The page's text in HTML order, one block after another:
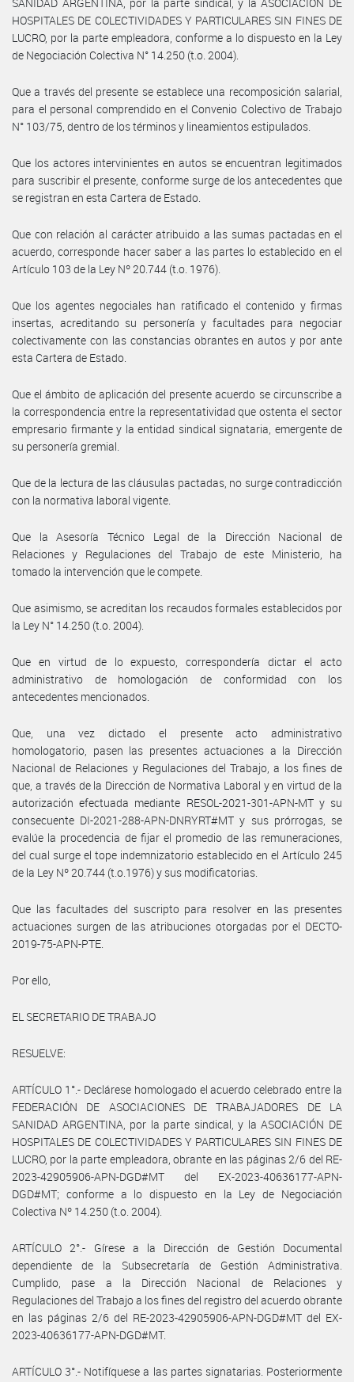
HOSPITALES DE COLECTIVIDADES Y PARTICULARES SIN FINES DE
LUCRO, por la parte empleadora, conforme a lo dispuesto en la Ley
de Negociación Colectiva N° 14.250 (t.o. 2004).
Que a través del presente se establece una recomposición salarial,
para el personal comprendido en el Convenio Colectivo de Trabajo
N° 103/75, dentro de los términos y lineamientos estipulados.
Que los actores intervinientes en autos se encuentran legitimados
para suscribir el presente, conforme surge de los antecedentes que
se registran en esta Cartera de Estado.
Que con relación al carácter atribuido a las sumas pactadas en el
acuerdo, corresponde hacer saber a las partes lo establecido en el
Artículo 103 de la Ley Nº 20.744 (t.o. 1976).
Que los agentes negociales han ratificado el contenido y firmas
insertas, acreditando su personería y facultades para negociar
colectivamente con las constancias obrantes en autos y por ante
esta Cartera de Estado.
Que el ámbito de aplicación del presente acuerdo se circunscribe a
la correspondencia entre la representatividad que ostenta el sector
empresario firmante y la entidad sindical signataria, emergente de
su personería gremial.
Que de la lectura de las cláusulas pactadas, no surge contradicción
con la normativa laboral vigente.
Que la Asesoría Técnico Legal de la Dirección Nacional de
Relaciones y Regulaciones del Trabajo de este Ministerio, ha
tomado la intervención que le compete.
Que asimismo, se acreditan los recaudos formales establecidos por
la Ley N° 14.250 (t.o. 2004).
Que en virtud de lo expuesto, correspondería dictar el acto
administrativo de homologación de conformidad con los
antecedentes mencionados.
Que, una vez dictado el presente acto administrativo
homologatorio, pasen las presentes actuaciones a la Dirección
Nacional de Relaciones y Regulaciones del Trabajo, a los fines de
que, a través de la Dirección de Normativa Laboral y en virtud de la
autorización efectuada mediante RESOL-2021-301-APN-MT y su
consecuente DI-2021-288-APN-DNRYRT#MT y sus prórrogas, se
evalúe la procedencia de fijar el promedio de las remuneraciones,
del cual surge el tope indemnizatorio establecido en el Artículo 245
de la Ley Nº 20.744 (t.o.1976) y sus modificatorias.
Que las facultades del suscripto para resolver en las presentes
actuaciones surgen de las atribuciones otorgadas por el DECTO-
2019-75-APN-PTE.
Por ello,
EL SECRETARIO DE TRABAJO
RESUELVE:
ARTÍCULO 1°.- Declárese homologado el acuerdo celebrado entre la
FEDERACIÓN DE ASOCIACIONES DE TRABAJADORES DE LA
SANIDAD ARGENTINA, por la parte sindical, y la ASOCIACIÓN DE
HOSPITALES DE COLECTIVIDADES Y PARTICULARES SIN FINES DE
LUCRO, por la parte empleadora, obrante en las páginas 2/6 del RE-
2023-42905906-APN-DGD#MT del EX-2023-40636177-APN-
DGD#MT; conforme a lo dispuesto en la Ley de Negociación
Colectiva Nº 14.250 (t.o. 2004).
ARTÍCULO 2°.- Gírese a la Dirección de Gestión Documental
dependiente de la Subsecretaría de Gestión Administrativa.
Cumplido, pase a la Dirección Nacional de Relaciones y
Regulaciones del Trabajo a los fines del registro del acuerdo obrante
en las páginas 2/6 del RE-2023-42905906-APN-DGD#MT del EX-
2023-40636177-APN-DGD#MT.
ARTÍCULO 3°.- Notifíquese a las partes signatarias. Posteriormente